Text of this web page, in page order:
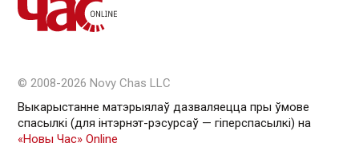
© 2008-2026 Novy Chas LLC
Выкарыстанне матэрыялаў дазваляецца пры ўмове
спасылкі (для інтэрнэт-рэсурсаў — гiперспасылкi) на
«Новы Час» Online